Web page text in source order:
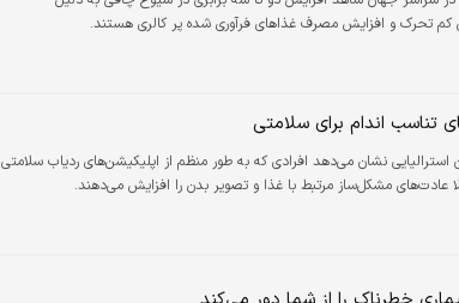
تحرک و افزایش مصرف غذاهای فرآوری شده پر کالری هستند.
تناسب اندام برای سلامتی
استرالیایی نشان می‌دهد افرادی که به طور منظم از اپلیکیشن‌های ردیاب‌ سلامتی
عادت‌های مشکل‌ساز مرتبط با غذا و تصویر بدن را افزایش می‌دهند.